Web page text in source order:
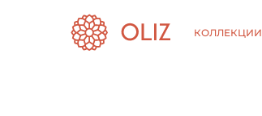
КОЛЛЕКЦИИ